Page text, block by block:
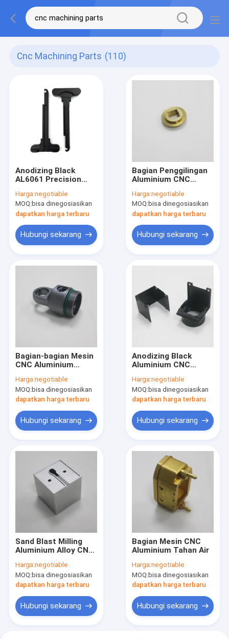
Cnc Machining Parts (110)
Anodizing Black
AL6061 Precision
Untuk Peralatan
Mekanik
Harga:negotiable
MOQ:bisa dinegosiasikan
dapatkan harga terbaru
Hubungi sekarang
Bagian Penggilingan
Aluminium CNC
Kacang, Bagian
Mesin CNC
Aluminium Praktis
Harga:negotiable
MOQ:bisa dinegosiasikan
dapatkan harga terbaru
Hubungi sekarang
Bagian-bagian Mesin
CNC Aluminium
Komponen Mesin
Aluminium Abu-abu
ODM
Harga:negotiable
MOQ:bisa dinegosiasikan
dapatkan harga terbaru
Hubungi sekarang
Anodizing Black
Aluminium CNC
Untuk Bagian Kamera
Anti Oksidasi
Harga:negotiable
MOQ:bisa dinegosiasikan
dapatkan harga terbaru
Hubungi sekarang
Sand Blast Milling
Aluminium Alloy CNC
Anodizing Natural
Harga:negotiable
MOQ:bisa dinegosiasikan
dapatkan harga terbaru
Hubungi sekarang
Bagian Mesin CNC
Aluminium Tahan Air
Harga:negotiable
MOQ:bisa dinegosiasikan
dapatkan harga terbaru
Hubungi sekarang